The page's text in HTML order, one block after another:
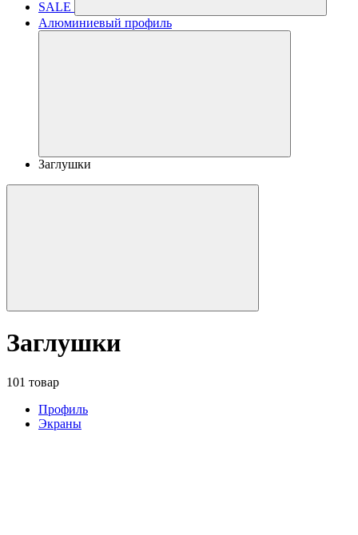
SALE
Алюминиевый профиль
Заглушки
Заглушки
101 товар
Профиль
Экраны